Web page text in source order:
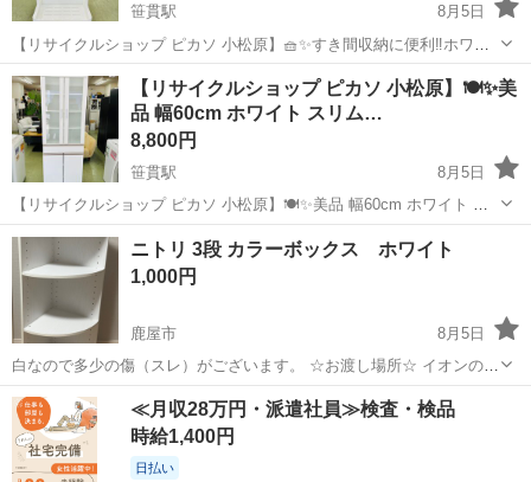
笹貫駅
8月5日
【リサイクルショップ ピカソ 小松原】🧺✨すき間収納に便利‼️ホワイ
ト 3段スリムラック✨★6131★ ＼ちょっとしたスペースを収納場所に
😆🙌／ キッチン・洗面所・ランドリースペースなど、いろいろな場所
で使いやすい3...
鹿児島 鹿児島市 笹貫駅 ピカソ
【リサイクルショップ ピカソ 小松原】🍽️✨美
品 幅60cm ホワイト スリム…
8,800円
笹貫駅
8月5日
【リサイクルショップ ピカソ 小松原】🍽️✨美品 幅60cm ホワイト ス
リム食器棚 すりガラス扉 大容量収納✨★2961★ ＼幅を取りすぎず、
収納力はしっかり‼️／ 明るく清潔感のあるホワイトカラーのスリム食
器棚が...
鹿児島 鹿児島市 笹貫駅 収納家具
ニトリ 3段 カラーボックス ホワイト
1,000円
鹿屋市
8月5日
白なので多少の傷（スレ）がございます。 ☆お渡し場所☆ イオンの駐
車場や近くのコンビニ駐車場でお願いしたいですが、難しい場合は問
い合わせください◎
鹿児島 鹿屋市 収納家具
≪月収28万円・派遣社員≫検査・検品
時給1,400円
日払い